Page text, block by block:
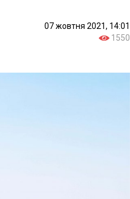
07 жовтня 2021, 14:01
1550